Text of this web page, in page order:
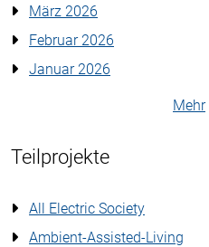
März 2026
Februar 2026
Januar 2026
Mehr
Teilprojekte
All Electric Society
Ambient-Assisted-Living